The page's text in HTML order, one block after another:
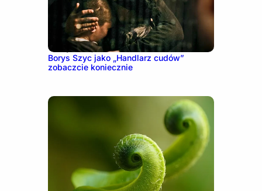
16 stycznia, 2023
Borys Szyc jako „Handlarz cudów”
zobaczcie koniecznie